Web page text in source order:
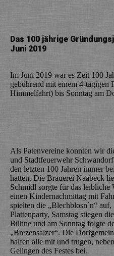
Das 100 jährige
Juni 2019
Im Juni 2019 war es Zeit 100
gebührend mit einem 4-tägigen
Himmelfahrt) bis Sonntag am
Als Patenvereine konnten wir
und Stadtfeuerwehr
den letzten 100 Jahren immer
hatten. Die Brauerei Naabeck
Schmidl sorgte für das leibliche
einen Kindernachmittag mit
spielten die „Blechblosn`n“ auf,
Plattenparty, Samstag stiegen
Bühne und am Sonntag folgte
„Brezensalzer“. Die
halfen alle mit und trugen,
Gelingen des Festes bei.